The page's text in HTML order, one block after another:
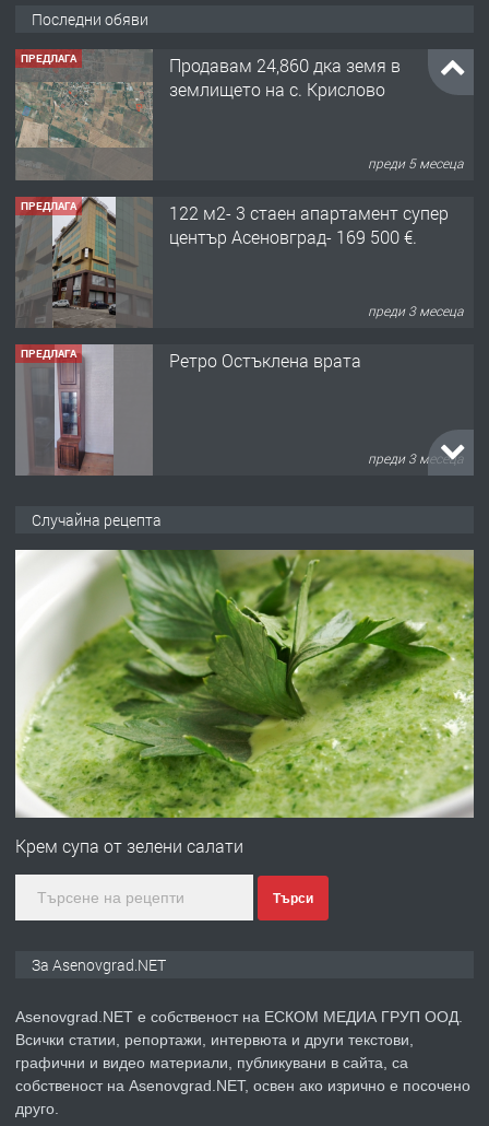
Последни обяви
ПРЕДЛАГА
Продавам 24,860 дка земя в
землището на с. Крислово
ПРЕДЛАГА
122 м2- 3 стаен апартамент супер
център Асеновград- 169 500 €.
ПРЕДЛАГА Ретро Остъклена врата
преди 3 месеца
преди 10 месеца
Професионална броячна машина -
със сертификат от ЕЦБ
преди 1 година
ПРЕДЛАГА
Професионална зеленчукорезачка
за заведения и дома
преди 2 години
ПРЕДЛАГА
Давам индивидуалани уроци по
Случайна рецепта
Крем супа от зелени салати
Търси
За Asenovgrad.NET
Asenovgrad.NET е собственост на ЕСКОМ МЕДИА ГРУП ООД.
Всички статии, репортажи, интервюта и други текстови,
графични и видео материали, публикувани в сайта, са
собственост на Asenovgrad.NET, освен ако изрично е посочено
друго.